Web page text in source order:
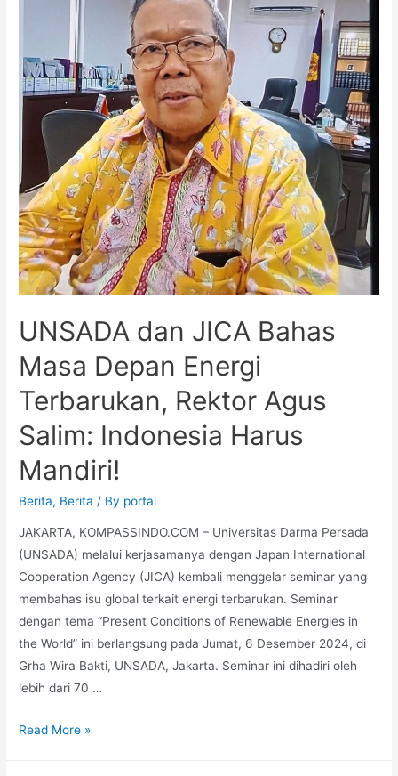
UNSADA dan JICA Bahas
Masa Depan Energi
Terbarukan, Rektor Agus
Salim: Indonesia Harus
Mandiri!
Berita, Berita / By portal
JAKARTA, KOMPASSINDO.COM – Universitas Darma Persada
(UNSADA) melalui kerjasamanya dengan Japan International
Cooperation Agency (JICA) kembali menggelar seminar yang
membahas isu global terkait energi terbarukan. Seminar
dengan tema “Present Conditions of Renewable Energies in
the World” ini berlangsung pada Jumat, 6 Desember 2024, di
Grha Wira Bakti, UNSADA, Jakarta. Seminar ini dihadiri oleh
lebih dari 70 …
Read More »